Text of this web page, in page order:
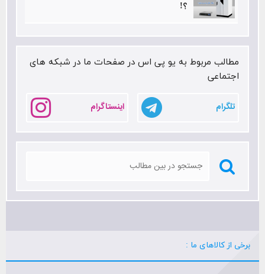
؟!
مطالب مربوط به یو پی اس در صفحات ما در شبکه های
اجتماعی
تلگرام اینستاگرام
برخی از کالاهای ما :